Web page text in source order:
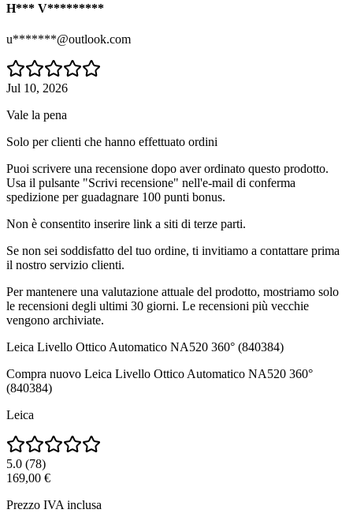
H*** V*********
u*******@outlook.com
Jul 10, 2026
Vale la pena
Solo per clienti che hanno effettuato ordini
Puoi scrivere una recensione dopo aver ordinato questo prodotto.
Usa il pulsante "Scrivi recensione" nell'e-mail di conferma
spedizione per guadagnare 100 punti bonus.
Non è consentito inserire link a siti di terze parti.
Se non sei soddisfatto del tuo ordine, ti invitiamo a contattare prima
il nostro servizio clienti.
Per mantenere una valutazione attuale del prodotto, mostriamo solo
le recensioni degli ultimi 30 giorni. Le recensioni più vecchie
vengono archiviate.
Leica Livello Ottico Automatico NA520 360° (840384)
Compra nuovo Leica Livello Ottico Automatico NA520 360°
(840384)
Leica
5.0 (78)
169,00 €
Prezzo IVA inclusa